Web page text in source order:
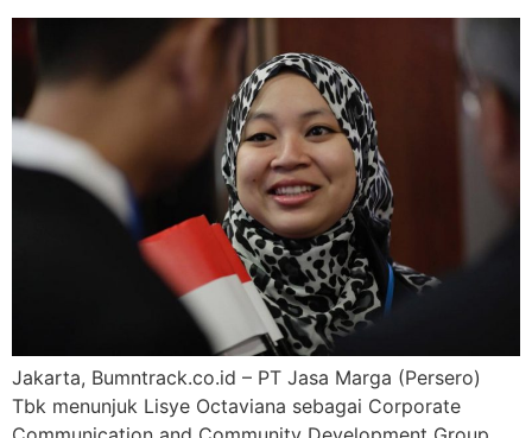
Jakarta, Bumntrack.co.id – PT Jasa Marga (Persero)
Tbk menunjuk Lisye Octaviana sebagai Corporate